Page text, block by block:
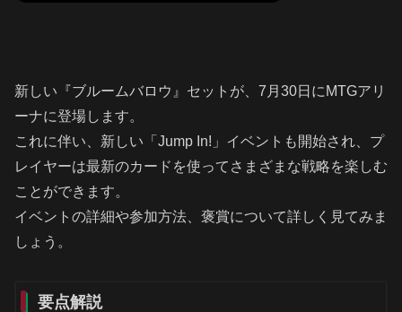
新しい『ブルームバロウ』セットが、7月30日にMTGアリ
ーナに登場します。
これに伴い、新しい「Jump In!」イベントも開始され、プ
レイヤーは最新のカードを使ってさまざまな戦略を楽しむ
ことができます。
イベントの詳細や参加方法、褒賞について詳しく見てみま
しょう。
要点解説